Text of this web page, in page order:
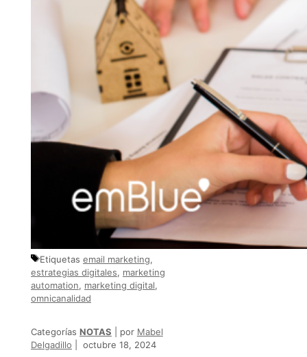
Etiquetas email marketing,
estrategias digitales, marketing
automation, marketing digital,
omnicanalidad
Categorías NOTAS por Mabel
Delgadillo
octubre 18, 2024